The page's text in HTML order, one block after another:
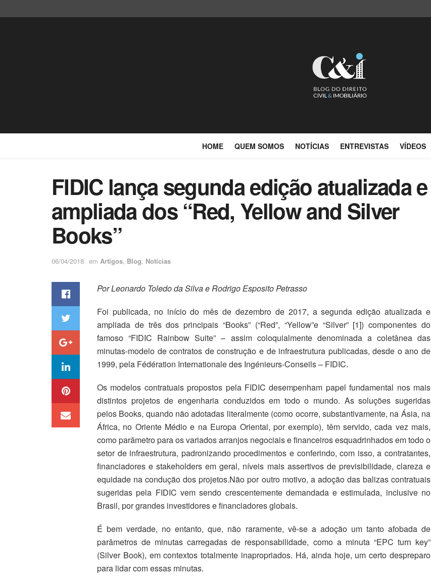
HOME QUEM SOMOS NOTÍCIAS ENTREVISTAS VÍDEOS
FIDIC lança segunda edição atualizada e
ampliada dos “Red, Yellow and Silver
Books”
06/04/2018 em Artigos, Blog, Notícias
Por Leonardo Toledo da Silva e Rodrigo Esposito Petrasso
Foi publicada, no início do mês de dezembro de 2017, a segunda edição atualizada e
ampliada de três dos principais “Books” (“Red”, “Yellow”e “Silver” [1]) componentes do
famoso “FIDIC Rainbow Suite” – assim coloquialmente denominada a coletânea das
minutas-modelo de contratos de construção e de infraestrutura publicadas, desde o ano de
1999, pela Fédération Internationale des Ingénieurs-Conseils – FIDIC.
Os modelos contratuais propostos pela FIDIC desempenham papel fundamental nos mais
distintos projetos de engenharia conduzidos em todo o mundo. As soluções sugeridas
pelos Books, quando não adotadas literalmente (como ocorre, substantivamente, na Ásia, na
África, no Oriente Médio e na Europa Oriental, por exemplo), têm servido, cada vez mais,
como parâmetro para os variados arranjos negociais e financeiros esquadrinhados em todo o
setor de infraestrutura, padronizando procedimentos e conferindo, com isso, a contratantes,
financiadores e stakeholders em geral, níveis mais assertivos de previsibilidade, clareza e
equidade na condução dos projetos.Não por outro motivo, a adoção das balizas contratuais
sugeridas pela FIDIC vem sendo crescentemente demandada e estimulada, inclusive no
Brasil, por grandes investidores e financiadores globais.
É bem verdade, no entanto, que, não raramente, vê-se a adoção um tanto afobada de
parâmetros de minutas carregadas de responsabilidade, como a minuta “EPC turn key”
(Silver Book), em contextos totalmente inapropriados. Há, ainda hoje, um certo despreparo
para lidar com essas minutas.